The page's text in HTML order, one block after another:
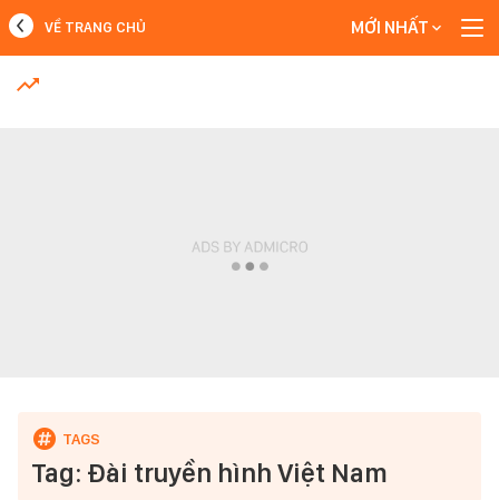
MỚI NHẤT
VỀ TRANG CHỦ MỚI NHẤT
Tag: Đài truyền hình Việt Nam